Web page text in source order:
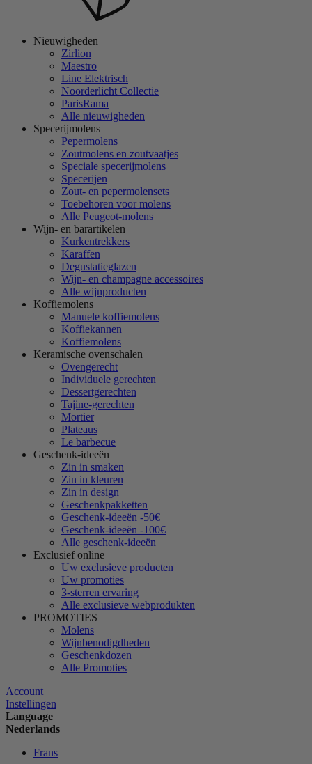
Nieuwigheden
Zirlion
Maestro
Line Elektrisch
Noorderlicht Collectie
ParisRama
Alle nieuwigheden
Specerijmolens
Pepermolens
Zoutmolens en zoutvaatjes
Speciale specerijmolens
Specerijen
Zout- en pepermolensets
Toebehoren voor molens
Alle Peugeot-molens
Wijn- en barartikelen
Kurkentrekkers
Karaffen
Degustatieglazen
Wijn- en champagne accessoires
Alle wijnproducten
Koffiemolens
Manuele koffiemolens
Koffiekannen
Koffiemolens
Keramische ovenschalen
Ovengerecht
Individuele gerechten
Dessertgerechten
Tajine-gerechten
Mortier
Plateaus
Le barbecue
Geschenk-ideeën
Zin in smaken
Zin in kleuren
Zin in design
Geschenkpakketten
Geschenk-ideeën -50€
Geschenk-ideeën -100€
Alle geschenk-ideeën
Exclusief online
Uw exclusieve producten
Uw promoties
3-sterren ervaring
Alle exclusieve webprodukten
PROMOTIES
Molens
Wijnbenodigdheden
Geschenkdozen
Alle Promoties
Account
Instellingen
Language
Nederlands
Frans